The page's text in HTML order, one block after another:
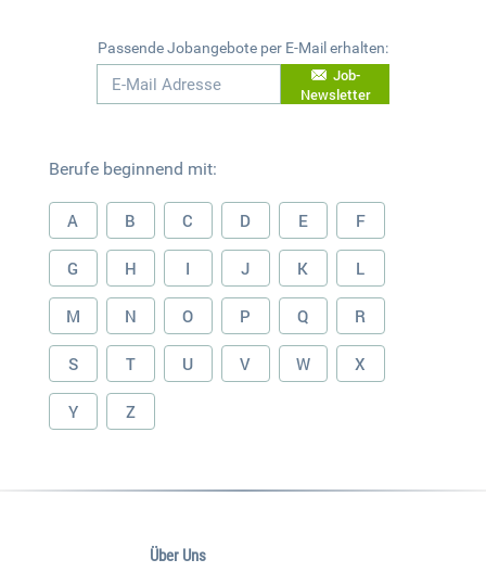
Passende Jobangebote per E-Mail erhalten:
Job-
Newsletter
Berufe beginnend mit:
A B C D E F
G H I J K L
M N O P Q R
S T U V W X
Y Z
Über Uns